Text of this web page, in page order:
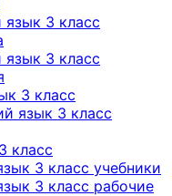
язык 3 класс
язык 3 класс
3 класс
язык 3 класс
класс
3 класс учебники
3 класс рабочие